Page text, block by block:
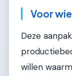
Voor
Deze
willen